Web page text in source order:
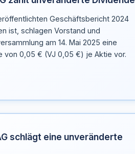
Geschäftsbericht 2024
ist, schlagen Vorstand und
am 14. Mai 2025 eine
von 0,05 € (VJ 0,05 €) je Aktie vor.
schlägt eine unveränderte